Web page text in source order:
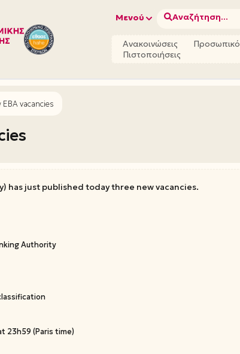
Μενού Αναζήτηση...
Ανακοινώσεις Προσωπικό
Πιστοποιήσεις
vacancies
has just published today three new vacancies.
Authority
23h59 (Paris time)